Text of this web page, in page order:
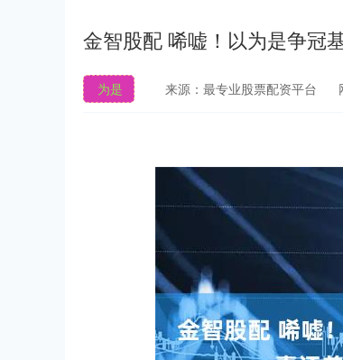
金智股配 唏嘘！以为是争冠
为是 来源：最专业股票配资平台